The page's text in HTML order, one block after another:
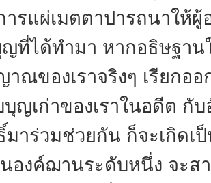
ารแผ่เมตตาปารถนาให้
ที่ได้ทำมา หากอธิษฐาน
ณของเราจริงๆ เรียก
ญเก่าของเราในอดีต กั
าร่วมช่วยกัน ก็จะเกิด
องค์ฌานระดับหนึ่ง จะส